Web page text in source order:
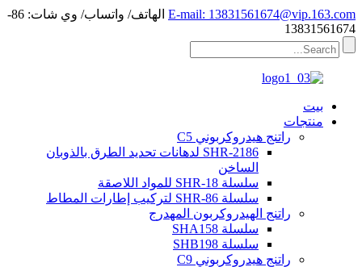
E-mail: 13831561674@vip.163.com
الهاتف/ واتساب/ وي شات: 86-
13831561674
بيت
منتجات
راتنج هيدروكربوني C5
SHR-2186 لدهانات تحديد الطرق بالذوبان
الساخن
سلسلة SHR-18 للمواد اللاصقة
سلسلة SHR-86 لتركيب إطارات المطاط
راتنج الهيدروكربون المهدرج
سلسلة SHA158
سلسلة SHB198
راتنج هيدروكربوني C9